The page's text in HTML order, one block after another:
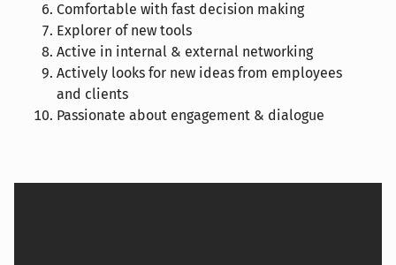
Comfortable with fast decision making
Explorer of new tools
Active in internal & external networking
Actively looks for new ideas from employees
and clients
Passionate about engagement & dialogue